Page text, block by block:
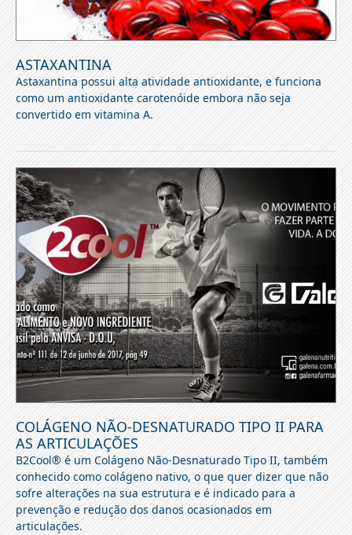
ASTAXANTINA
Astaxantina possui alta atividade antioxidante, e funciona
como um antioxidante carotenóide embora não seja
convertido em vitamina A.
COLÁGENO NÃO-DESNATURADO TIPO II PARA
AS ARTICULAÇÕES
B2Cool® é um Colágeno Não-Desnaturado Tipo II, também
conhecido como colágeno nativo, o que quer dizer que não
sofre alterações na sua estrutura e é indicado para a
prevenção e redução dos danos ocasionados em
articulações.